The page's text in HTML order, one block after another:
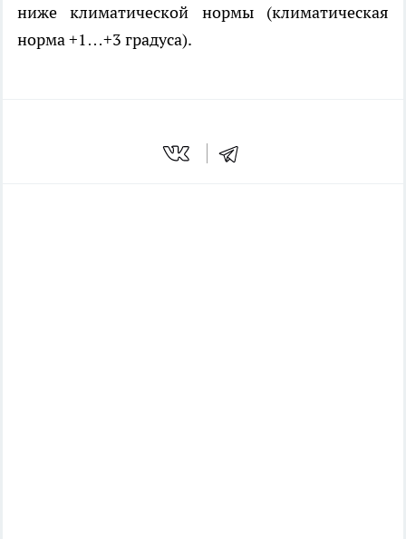
ниже климатической нормы (климатическая
норма +1…+3 градуса).